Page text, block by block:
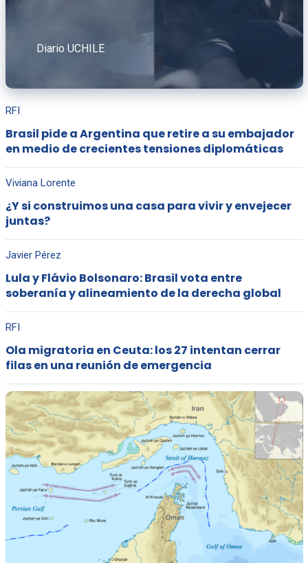
Diario UCHILE
RFI
Brasil pide a Argentina que retire a su embajador
en medio de crecientes tensiones diplomáticas
Viviana Lorente
¿Y si construimos una casa para vivir y envejecer
juntas?
Javier Pérez
Lula y Flávio Bolsonaro: Brasil vota entre
soberanía y alineamiento de la derecha global
RFI
Ola migratoria en Ceuta: los 27 intentan cerrar
filas en una reunión de emergencia